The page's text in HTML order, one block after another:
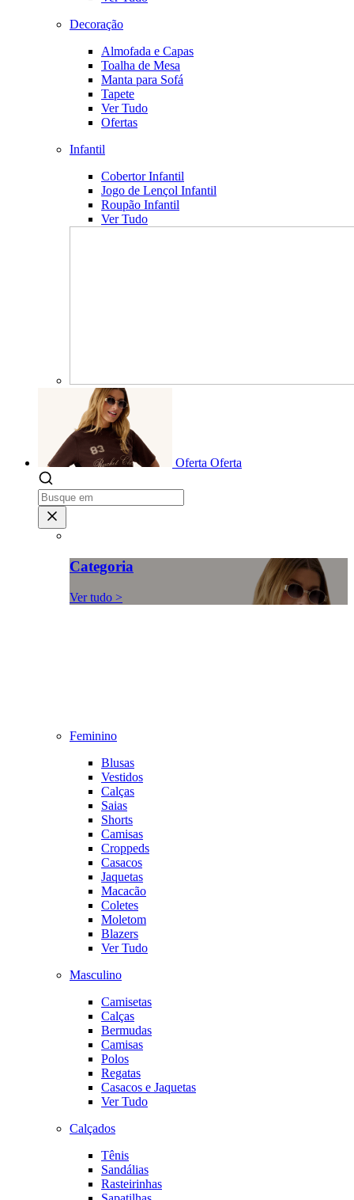
Decoração
Almofada e Capas
Toalha de Mesa
Manta para Sofá
Tapete
Ver Tudo
Ofertas
Infantil
Cobertor Infantil
Jogo de Lençol Infantil
Roupão Infantil
Ver Tudo
Oferta Oferta
Categoria
Ver tudo >
Feminino
Blusas
Vestidos
Calças
Saias
Shorts
Camisas
Croppeds
Casacos
Jaquetas
Macacão
Coletes
Moletom
Blazers
Ver Tudo
Masculino
Camisetas
Calças
Bermudas
Camisas
Polos
Regatas
Casacos e Jaquetas
Ver Tudo
Calçados
Tênis
Sandálias
Rasteirinhas